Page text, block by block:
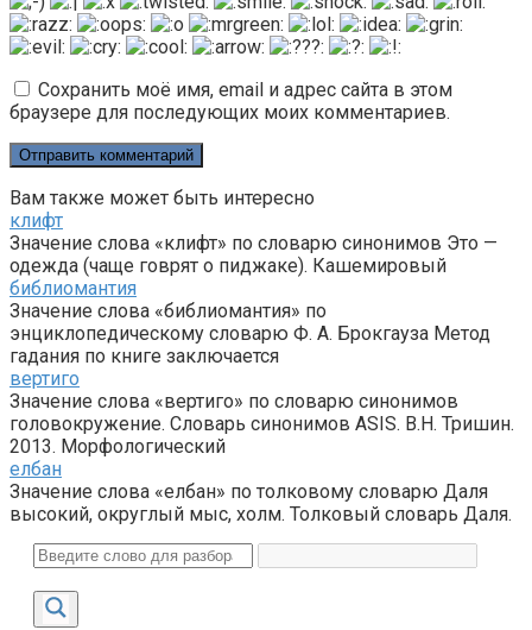
Сохранить моё имя, email и адрес сайта в этом
браузере для последующих моих комментариев.
Вам также может быть интересно
клифт
Значение слова «клифт» по словарю синонимов Это —
одежда (чаще говрят о пиджаке). Кашемировый
библиомантия
Значение слова «библиомантия» по
энциклопедическому словарю Ф. А. Брокгауза Метод
гадания по книге заключается
вертиго
Значение слова «вертиго» по словарю синонимов
головокружение. Словарь синонимов ASIS. В.Н. Тришин.
2013. Морфологический
елбан
Значение слова «елбан» по толковому словарю Даля
высокий, округлый мыс, холм. Толковый словарь Даля.